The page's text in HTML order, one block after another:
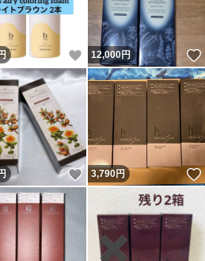
！ いいね！
12,000円
！ いいね！
3,790円